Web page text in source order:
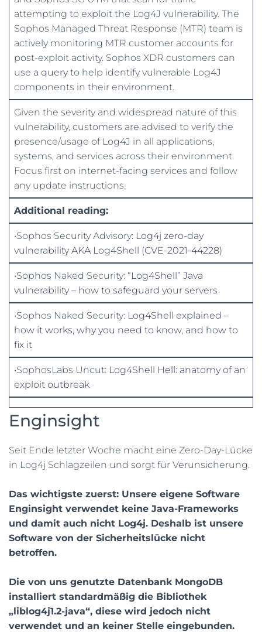
attempting to exploit the Log4J vulnerability. The
Sophos Managed Threat Response (MTR) team is
actively monitoring MTR customer accounts for
post-exploit activity. Sophos XDR customers can
use a queryto help identify vulnerable Log4J
components in their environment.
Given the severity and widespread nature of this
vulnerability, customers are advised to verify the
presence/usage of Log4J in all applications,
systems, and services across their environment.
Focus first on internet-facing services and follow
any update instructions.
Additional reading:
•Sophos Security Advisory: Log4j zero-day
vulnerability AKA Log4Shell (CVE-2021-44228)
•Sophos Naked Security: “Log4Shell” Java
vulnerability – how to safeguard your servers
•Sophos Naked Security: Log4Shell explained –
how it works, why you need to know, and how to
fix it
•SophosLabs Uncut: Log4Shell Hell: anatomy of an
exploit outbreak
Enginsight
Seit Ende letzter Woche macht eine Zero-Day-Lücke
in Log4j Schlagzeilen und sorgt für Verunsicherung.
Das wichtigste zuerst: Unsere eigene Software
Enginsight verwendet keine Java-Frameworks
und damit auch nicht Log4j. Deshalb ist unsere
Software von der Sicherheitslücke nicht
betroffen.
Die von uns genutzte Datenbank MongoDB
installiert standardmäßig die Bibliothek
„liblog4j1.2-java“, diese wird jedoch nicht
verwendet und an keiner Stelle eingebunden.